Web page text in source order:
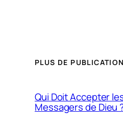
PLUS DE
Qui Doit Accepter
Messagers de Dieu